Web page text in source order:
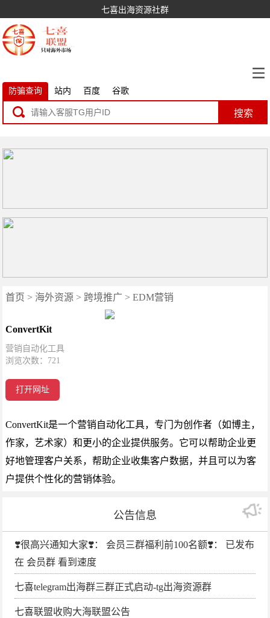
七喜出海资源社群
防骗查询 站内 百度 谷歌
搜索
首页 > 海外资源 > 跨境推广 >EDM营销
ConvertKit
营销自动化工具
浏览次数： 721
打开网址
ConvertKit是一个营销自动化工具，专门为创作者（如博主，
作家，艺术家）和更小的企业提供服务。它可以帮助企业更
好地管理客户关系，帮助企业收集客户数据，并且可以为客
户提供个性化的营销体验。
公告信息
❣️很高兴通知大家❣️： 会员三群福利前100名额❣️： 已发布
在 会员群 看到速度
七喜telegram出海群三群正式启动-tg出海资源群
七喜联盟收购大海联盟公告